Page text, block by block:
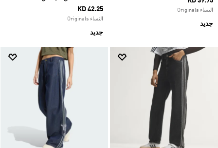
النساء Originals
جديد
KD 42.25
النساء Originals
جديد